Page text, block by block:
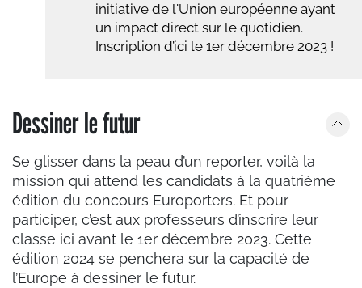
initiative de l'Union européenne ayant
un impact direct sur le quotidien.
Inscription d’ici le 1er décembre 2023 !
Dessiner le futur
Se glisser dans la peau d’un reporter, voilà la
mission qui attend les candidats à la quatrième
édition du concours Europorters. Et pour
participer, c’est aux professeurs d’inscrire leur
classe ici avant le 1er décembre 2023. Cette
édition 2024 se penchera sur la capacité de
l’Europe à dessiner le futur.